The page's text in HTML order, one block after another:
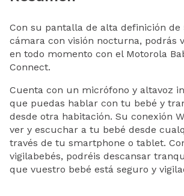
Con su pantalla de alta definición de
cámara con visión nocturna, podrás
en todo momento con el Motorola
Connect.
Cuenta con un micrófono y altavoz
que puedas hablar con tu bebé y
desde otra habitación. Su conexión
ver y escuchar a tu bebé desde
través de tu smartphone o tablet.
vigilabebés, podréis descansar
que vuestro bebé está seguro y